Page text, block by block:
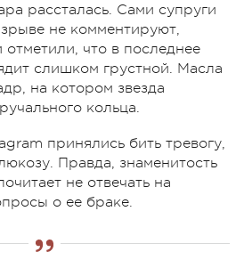
рассталась. Сами супруги
не комментируют,
что в последнее
слишком грустной. Масла
на котором звезда
кольца.
принялись бить тревогу,
Правда, знаменитость
не отвечать на
о ее браке.